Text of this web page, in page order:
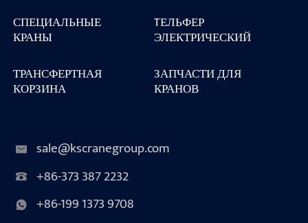
СПЕЦИАЛЬНЫЕ
КРАНЫ
TЕЛЬФЕР
ЭЛЕКТРИЧЕСКИЙ
ТРАНСФЕРТНАЯ
КОРЗИНА
ЗАПЧАСТИ ДЛЯ
КРАНОВ
sale@kscranegroup.com
+86-373 387 2232
+86-199 1373 9708